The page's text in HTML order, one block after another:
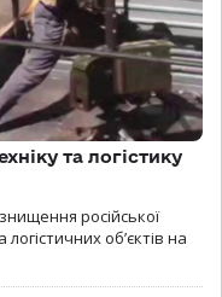
та логістику
російської
об’єктів на